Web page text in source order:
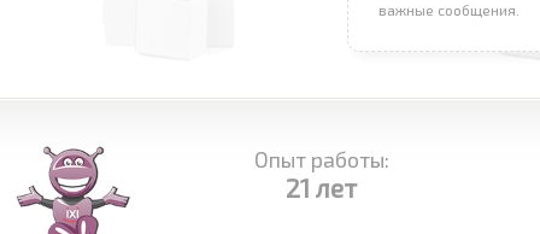
важные сообщения.
Опыт работы:
21 лет